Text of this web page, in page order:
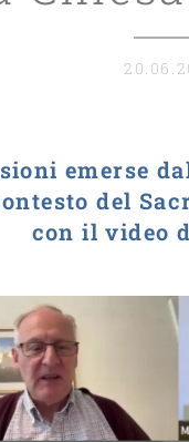
emerse
del
con il video